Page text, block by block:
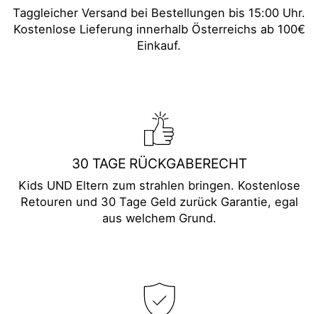
Taggleicher Versand bei Bestellungen bis 15:00 Uhr.
Kostenlose Lieferung innerhalb Österreichs ab 100€
Einkauf.
30 TAGE RÜCKGABERECHT
Kids UND Eltern zum strahlen bringen. Kostenlose
Retouren und 30 Tage Geld zurück Garantie, egal
aus welchem Grund.